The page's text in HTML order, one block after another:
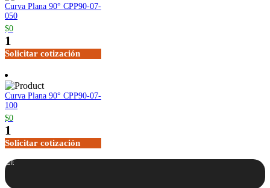
Curva Plana 90° CPP90-07-
050
$0
1
Solicitar cotización
Curva Plana 90° CPP90-07-
100
$0
1
Solicitar cotización
Top